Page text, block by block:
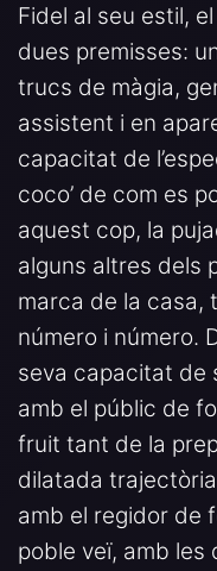
Fidel al seu estil,
dues premisses:
trucs de màgia,
assistent i en
capacitat de
coco’ de com es
aquest cop, la
alguns altres dels
marca de la casa,
número i número.
seva capacitat de
amb el públic de
fruit tant de la
dilatada
amb el regidor de
poble veï, amb les